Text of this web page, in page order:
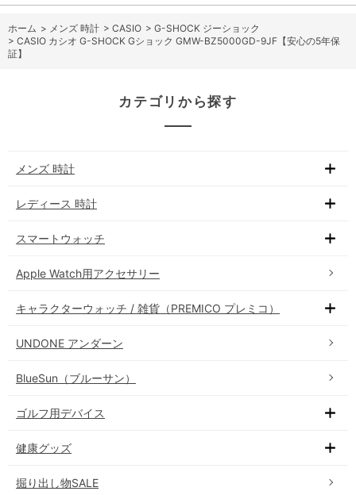
ホーム > メンズ 時計 > CASIO > G-SHOCK ジーショック
> CASIO カシオ G-SHOCK Gショック GMW-BZ5000GD-9JF【安心の5年保
証】
カテゴリから探す
メンズ 時計
レディース 時計
スマートウォッチ
Apple Watch用アクセサリー
キャラクターウォッチ / 雑貨（PREMICO プレミコ）
UNDONE アンダーン
BlueSun（ブルーサン）
ゴルフ用デバイス
健康グッズ
掘り出し物SALE